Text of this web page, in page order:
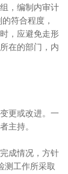
，编制内审计
符合程度，
，应避免走形
在的部门，内
更或改进。一
主持。
成情况，方针
测工作所采取